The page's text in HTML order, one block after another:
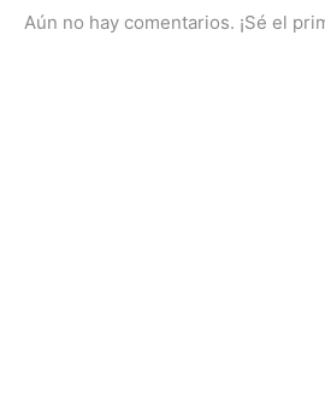
Aún no hay comentarios. ¡Sé el